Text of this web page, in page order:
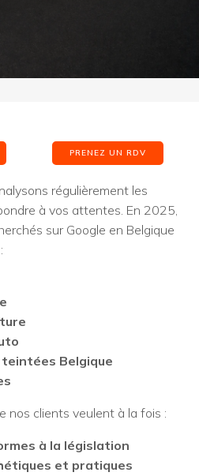
PRENEZ UN RDV
régulièrement les
à vos attentes. En 2025,
sur Google en Belgique
Belgique
nos clients veulent à la fois :
à la législation
et pratiques